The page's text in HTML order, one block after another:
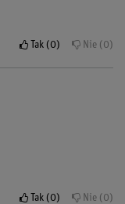
Tak 0 Nie 0
Tak 0 Nie 0